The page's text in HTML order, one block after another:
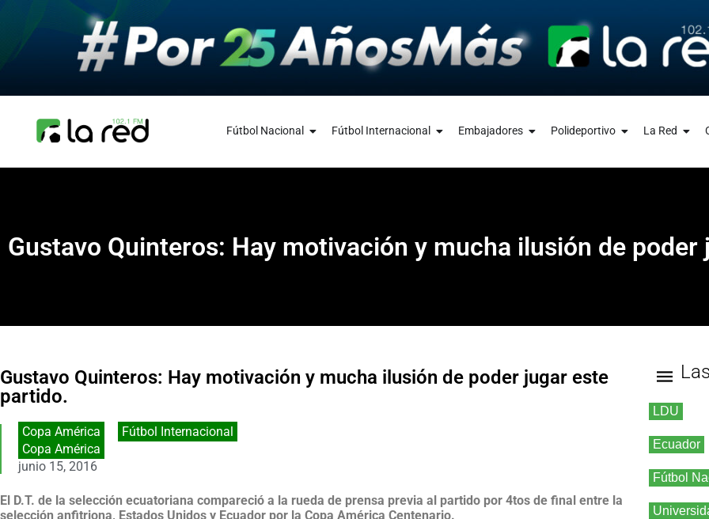
Fútbol Nacional Fútbol Internacional Embajadores Polideportivo La Red
Gustavo Quinteros: Hay motivación y mucha ilusión de
Gustavo Quinteros: Hay motivación y mucha ilusión de poder jugar este
partido.
Copa América
Fútbol Internacional
Copa América
junio 15, 2016
El D.T. de la selección ecuatoriana compareció a la rueda de prensa previa al partido por 4tos de final entre la
selección anfitriona, Estados Unidos y Ecuador por la Copa América Centenario.
LDU
Ecuador
Fútbol